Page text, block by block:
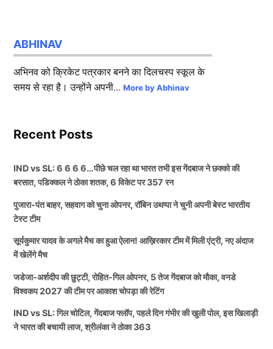
ABHINAV
अभिनव को क्रिकेट पत्रकार बनने का दिलचस्प स्कूल के
समय से रहा है। उन्होंने अपनी...More by Abhinav
Recent Posts
IND vs SL: 6 6 6 6…पीछे चल रहा था भारत तभी इस गेंदबाज ने छक्को की
बरसात, पडिक्कल ने ठोका शतक, 6 विकेट पर 357 रन
पुजारा-पंत बाहर, सहवाग को चुना ओपनर, रॉबिन उथप्पा ने चुनी अपनी बेस्ट भारतीय
टेस्ट टीम
सूर्यकुमार यादव के अगले मैच का हुआ ऐलान! आख़िरकार टीम में मिली एंट्री, नए अंदाज
में खेलेंगे मैच
जडेजा-अर्शदीप की छुट्टी, रोहित-गिल ओपनर, 5 तेज गेंदबाज को मौका, वनडे
विश्वकप 2027 की टीम पर आकाश चोपड़ा की रेटिंग
IND vs SL: गिल चोटिल, गेंदबाज फ्लॉप, पहले दिन गंभीर की खुली पोल, इस खिलाड़ी
ने भारत की बचायी लाज, श्रीलंका ने ठोका 363